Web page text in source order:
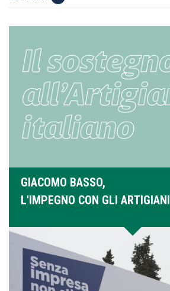
GIACOMO BASSO,
L'IMPEGNO CON GLI ARTIGIANI